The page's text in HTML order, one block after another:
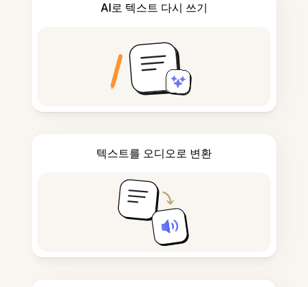
AI로 텍스트 다시 쓰기
텍스트를 오디오로 변환